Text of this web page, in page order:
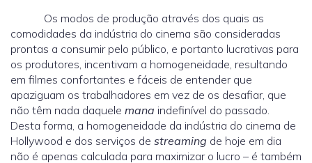
Os modos de produção através dos quais as
comodidades da indústria do cinema são consideradas
prontas a consumir pelo público, e portanto lucrativas para
os produtores, incentivam a homogeneidade, resultando
em filmes confortantes e fáceis de entender que
apaziguam os trabalhadores em vez de os desafiar, que
não têm nada daquele mana indefinível do passado.
Desta forma, a homogeneidade da indústria do cinema de
Hollywood e dos serviços de streaming de hoje em dia
não é apenas calculada para maximizar o lucro – é também